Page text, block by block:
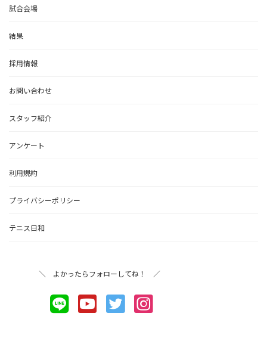
試合会場
結果
採用情報
お問い合わせ
スタッフ紹介
アンケート
利用規約
プライバシーポリシー
テニス日和
＼ よかったらフォローしてね！ ／